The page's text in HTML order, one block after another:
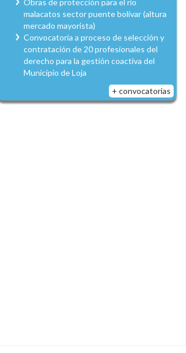
Obras de protección para el río
malacatos sector puente bolívar (altura
mercado mayorista)
Convocatoria a proceso de selección y
contratación de 20 profesionales del
derecho para la gestión coactiva del
Municipio de Loja
+ convocatorias